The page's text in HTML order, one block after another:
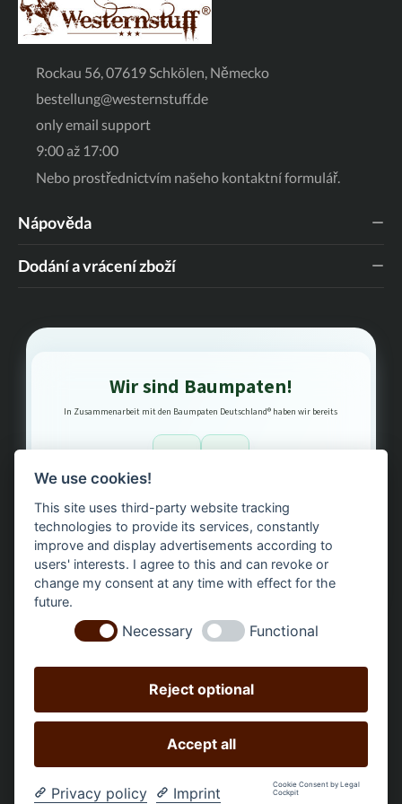
Rockau 56, 07619 Schkölen, Německo
bestellung@westernstuff.de
only email support
9:00 až 17:00
Nebo prostřednictvím našeho kontaktní formulář.
Nápověda
Dodání a vrácení zboží
Wir sind Baumpaten!
In Zusammenarbeit mit den Baumpaten Deutschland® haben wir bereits
Bäume gepflanzt – regional, nachhaltig, transparent.
náklady na dopravua případné
poplatky za doručení, není-li uvedeno jinak.
We use cookies!
This site uses third-party website tracking
technologies to provide its services, constantly
improve and display advertisements according to
users' interests. I agree to this and can revoke or
change my consent at any time with effect for the
future.
Necessary Functional
Reject optional
Accept all
Privacy policy Imprint
Cookie Consent by Legal
Cockpit